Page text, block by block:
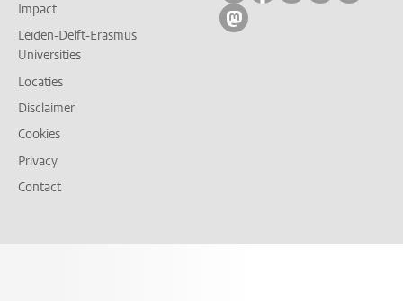
Impact
Leiden-Delft-Erasmus
Universities
Locaties
Disclaimer
Cookies
Privacy
Contact
Volg ons op mastodon